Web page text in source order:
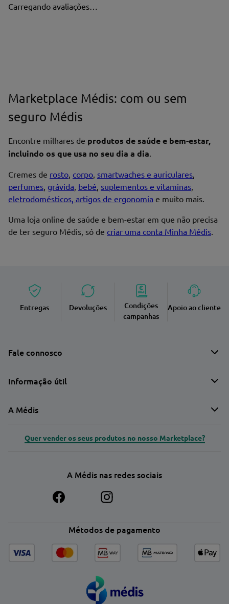
Carregando avaliações…
Marketplace Médis: com ou sem
seguro Médis
Encontre milhares de produtos de saúde e bem-estar,
incluindo os que usa no seu dia a dia.
Cremes de rosto, corpo, smartwaches e auriculares,
perfumes, grávida, bebé, suplementos e vitaminas,
eletrodomésticos, artigos de ergonomia e muito mais.
Uma loja online de saúde e bem-estar em que não precisa
de ter seguro Médis, só de criar uma conta Minha Médis.
Entregas Devoluções
Condições
campanhas
Apoio ao cliente
Fale connosco
Informação útil
A Médis
Quer vender os seus produtos no nosso Marketplace?
A Médis nas redes sociais
Métodos de pagamento